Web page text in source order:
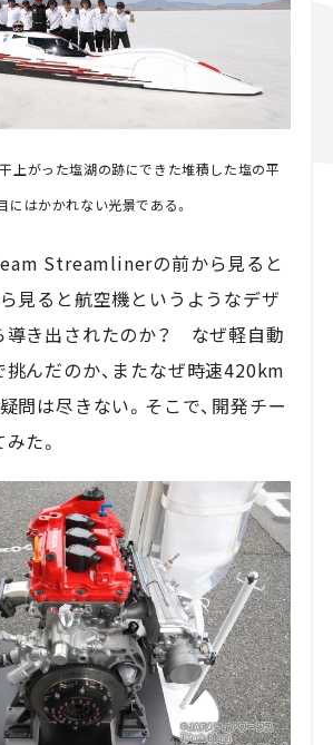
上がった塩湖の跡にできた堆積した塩の平
にはかかれない光景である。
Streamlinerの前から見ると
見ると航空機というようなデザ
導き出されたのか？ なぜ軽自動
んだのか、またなぜ時速420km
問は尽きない。そこで、開発チー
た。